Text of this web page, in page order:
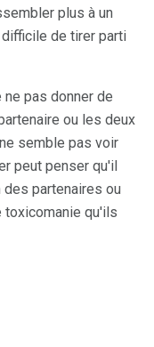
plus à un
de tirer parti
pas donner de
ou les deux
semble pas voir
peut penser qu'il
partenaires ou
toxicomanie qu'ils